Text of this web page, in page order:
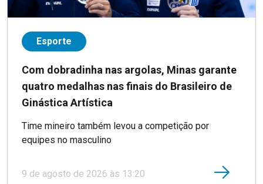
Esporte
Com dobradinha nas argolas, Minas garante
quatro medalhas nas finais do Brasileiro de
Ginástica Artística
Time mineiro também levou a competição por
equipes no masculino
9 de agosto de 2026 às 13:20